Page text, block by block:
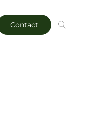
Contact